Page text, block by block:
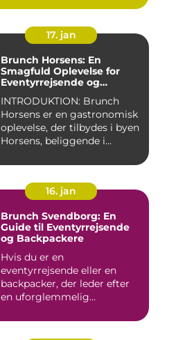
17. jan
Brunch Horsens: En
Smagfuld Oplevelse for
Eventyrrejsende og
INTRODUKTION: Brunch
Horsens er en gastronomisk
oplevelse, der tilbydes i byen
Horsens, beliggende i...
16. jan
Brunch Svendborg: En
Guide til Eventyrrejsende
og Backpackere
Hvis du er en
eventyrrejsende eller en
backpacker, der leder efter
en uforglemmelig